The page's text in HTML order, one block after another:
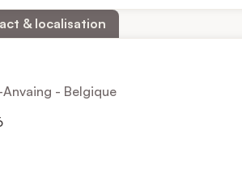
& localisation
Anvaing - Belgique